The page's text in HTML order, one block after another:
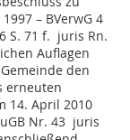
– BVerwG 4
S. 71 f. juris Rn.
Auflagen
den
erneuten
14. April 2010
Nr. 43 juris